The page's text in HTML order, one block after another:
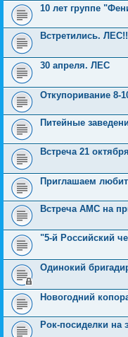
10 лет группе
Встретились.
30 апреля. ЛЕС
Откупоривание 8-
Питейные
Встреча 21
Приглашаем
Встреча АМС на
"5-й Российский
Одинокий
Новогодний
Рок-посиделки на